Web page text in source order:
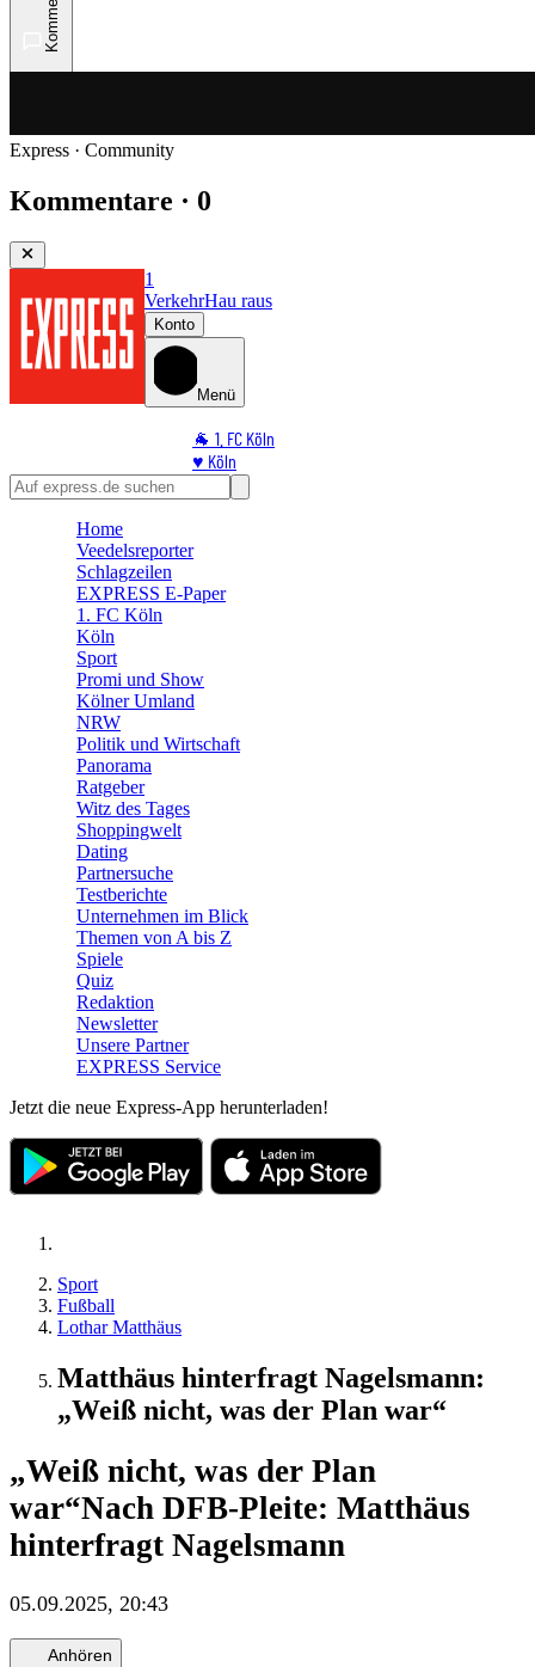
Express · Community
Kommentare · 0
1
VerkehrHau raus
Konto
Menü
🐐 1. FC Köln
♥️ Köln
⭐ Promi
🛒 Shoppingwelt
Home
Veedelsreporter
Schlagzeilen
EXPRESS E-Paper
1. FC Köln
Köln
Sport
Promi und Show
Kölner Umland
NRW
Politik und Wirtschaft
Panorama
Ratgeber
Witz des Tages
Shoppingwelt
Dating
Partnersuche
Testberichte
Unternehmen im Blick
Themen von A bis Z
Spiele
Quiz
Redaktion
Newsletter
Unsere Partner
EXPRESS Service
Jetzt die neue Express-App herunterladen!
Sport
Fußball
Lothar Matthäus
Matthäus hinterfragt Nagelsmann:
„Weiß nicht, was der Plan war“
„Weiß nicht, was der Plan
war“Nach DFB-Pleite: Matthäus
hinterfragt Nagelsmann
05.09.2025, 20:43
Anhören